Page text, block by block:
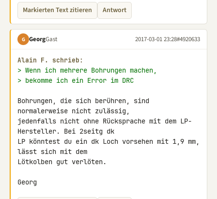
Markierten Text zitieren Antwort
G GeorgGast 2017-03-01 23:28#4920633
Alain F. schrieb:
> Wenn ich mehrere Bohrungen machen,
> bekomme ich ein Error im DRC
Bohrungen, die sich berühren, sind
normalerweise nicht zulässig,
jedenfalls nicht ohne Rücksprache mit dem LP-
Hersteller. Bei 2seitg dk
LP könntest du ein dk Loch vorsehen mit 1,9 mm,
lässt sich mit dem
Lötkolben gut verlöten.
Georg